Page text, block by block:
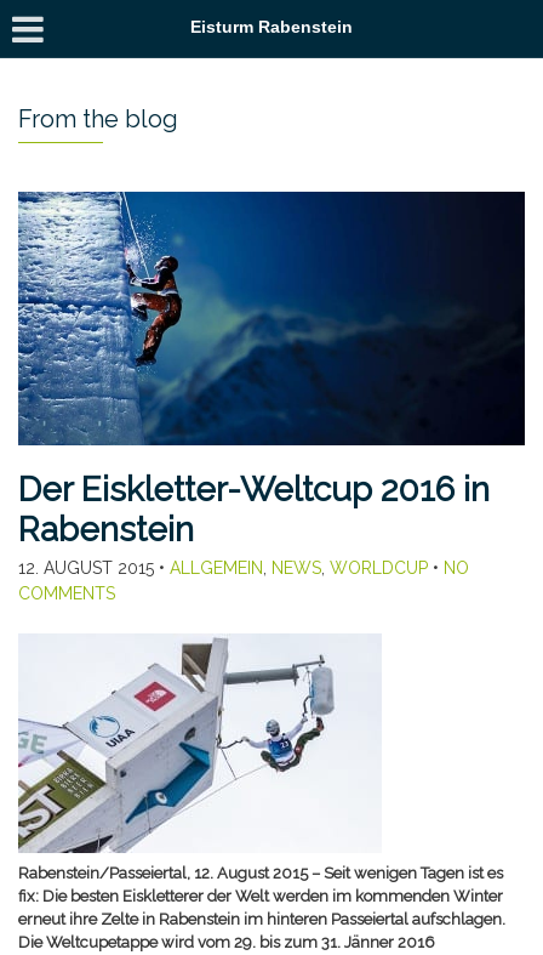
Eisturm Rabenstein
From the blog
Der Eiskletter-Weltcup 2016 in
Rabenstein
12. AUGUST 2015 • ALLGEMEIN NEWS WORLDCUP • NO
COMMENTS
Rabenstein/Passeiertal, 12. August 2015 – Seit wenigen Tagen ist es
fix: Die besten Eiskletterer der Welt werden im kommenden Winter
erneut ihre Zelte in Rabenstein im hinteren Passeiertal aufschlagen.
Die Weltcupetappe wird vom 29. bis zum 31. Jänner 2016